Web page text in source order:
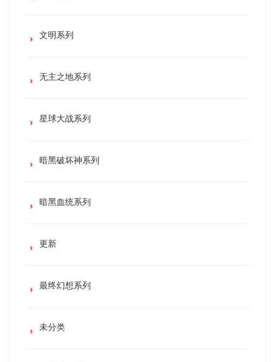
文明系列
无主之地系列
星球大战系列
暗黑破坏神系列
暗黑血统系列
更新
最终幻想系列
未分类